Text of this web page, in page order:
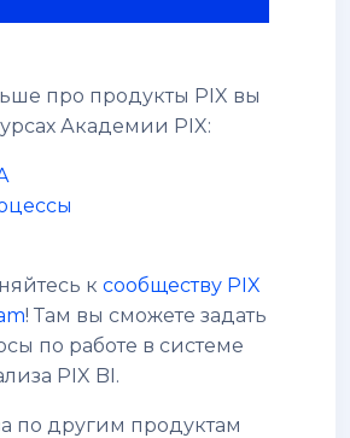
про продукты PIX вы
Академии PIX:
к сообществу PIX
! Там вы сможете задать
по работе в системе
PIX BI.
по другим продуктам